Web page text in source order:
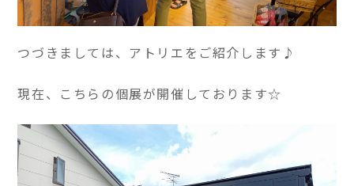
つづきましては、アトリエをご紹介します♪
現在、こちらの個展が開催しております☆